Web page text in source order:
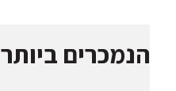
הנמכרים ביותר